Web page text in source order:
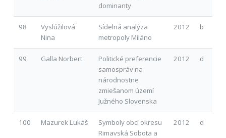
dominanty
98
Vyslúžilová
Nina
Sídelná analýza
metropoly Miláno
2012 b
99 Galla Norbert
Politické preferencie
samospráv na
národnostne
zmiešanom území
Južného Slovenska
2012 d
100 Mazurek Lukáš
Symboly obcí okresu
Rimavská Sobota a
2012 d